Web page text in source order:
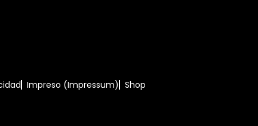
Impreso (Impressum) Shop